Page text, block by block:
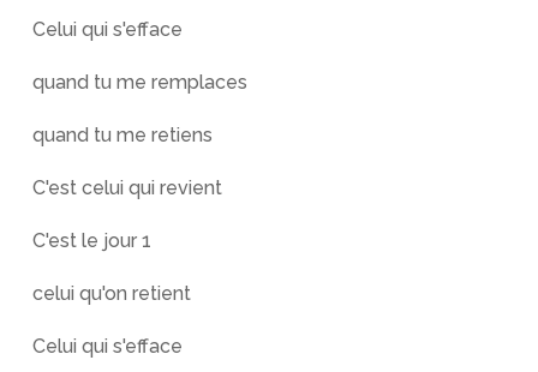
Celui qui s'efface
quand tu me remplaces
quand tu me retiens
C'est celui qui revient
C'est le jour 1
celui qu'on retient
Celui qui s'efface